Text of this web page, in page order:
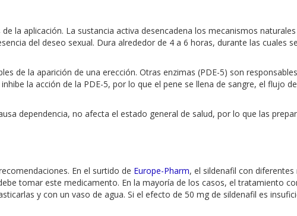
la aplicación. La sustancia activa desencadena los mecanismos
del deseo sexual. Dura alrededor de 4 a 6 horas, durante las cuales
de la aparición de una erección. Otras enzimas (PDE-5) son
la acción de la PDE-5, por lo que el pene se llena de sangre, el flujo
dependencia, no afecta el estado general de salud, por lo que las
En el surtido de Europe-Pharm, el sildenafil con
tomar este medicamento. En la mayoría de los casos, el tratamiento
y con un vaso de agua. Si el efecto de 50 mg de sildenafil es